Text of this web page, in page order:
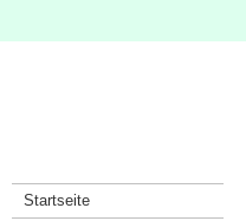
Startseite